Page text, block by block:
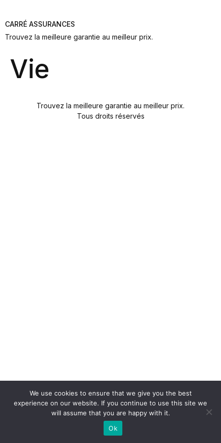
CARRÉ ASSURANCES
Trouvez la meilleure garantie au meilleur prix.
Vie
Trouvez la meilleure garantie au meilleur prix.
Tous droits réservés
We use cookies to ensure that we give you the best
experience on our website. If you continue to use this site we
will assume that you are happy with it.
Ok